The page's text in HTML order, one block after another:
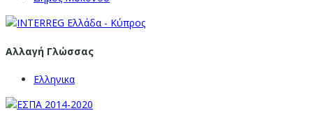
Αλλαγή Γλώσσας
Ελληνικα